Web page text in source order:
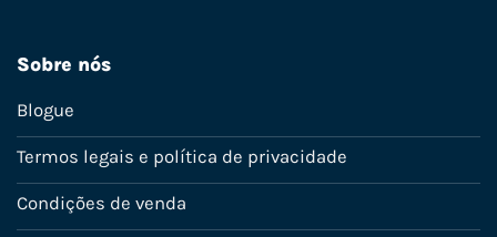
Sobre nós
Blogue
Termos legais e política de privacidade
Condições de venda